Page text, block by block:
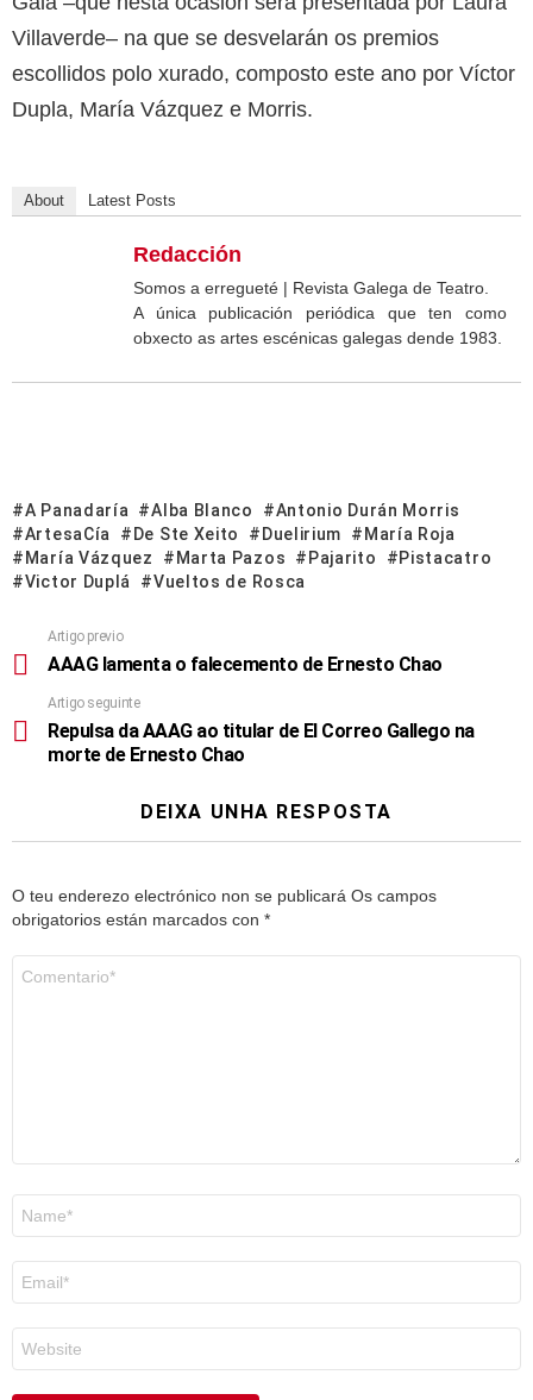
Villaverde– na que se desvelarán os premios
escollidos polo xurado, composto este ano por Víctor
Dupla, María Vázquez e Morris.
About Latest Posts
Redacción
Somos a erregueté | Revista Galega de Teatro.
A única publicación periódica que ten como
obxecto as artes escénicas galegas dende 1983.
A Panadaría Alba Blanco
Antonio Durán Morris
ArtesaCía
De Ste Xeito Duelirium
María Roja
María Vázquez
Marta Pazos Pajarito
Pistacatro
Victor Duplá
Vueltos de Rosca
Artigo previo
AAAG lamenta o falecemento de Ernesto Chao
Artigo seguinte
Repulsa da AAAG ao titular de El Correo Gallego na
morte de Ernesto Chao
DEIXA UNHA RESPOSTA
O teu enderezo electrónico non se publicará Os campos
obrigatorios están marcados con *
electrónico
*